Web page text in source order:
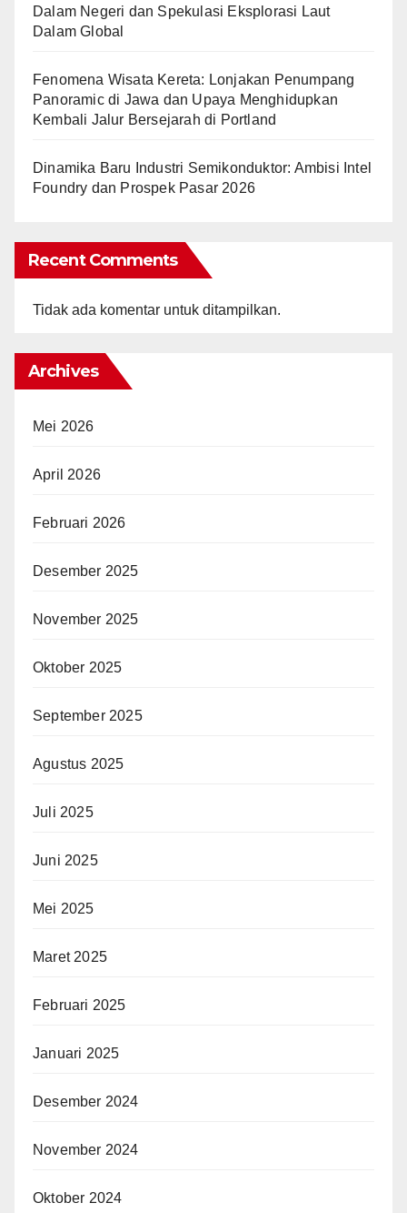
Dalam Negeri dan Spekulasi Eksplorasi Laut
Dalam Global
Fenomena Wisata Kereta: Lonjakan Penumpang
Panoramic di Jawa dan Upaya Menghidupkan
Kembali Jalur Bersejarah di Portland
Dinamika Baru Industri Semikonduktor: Ambisi Intel
Foundry dan Prospek Pasar 2026
Recent Comments
Tidak ada komentar untuk ditampilkan.
Archives
Mei 2026
April 2026
Februari 2026
Desember 2025
November 2025
Oktober 2025
September 2025
Agustus 2025
Juli 2025
Juni 2025
Mei 2025
Maret 2025
Februari 2025
Januari 2025
Desember 2024
November 2024
Oktober 2024